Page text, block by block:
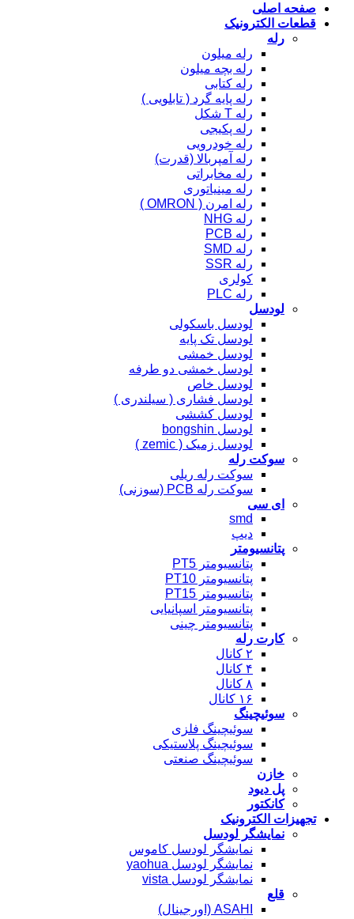
صفحه اصلی
قطعات الکترونیک
رله
رله میلون
رله بچه میلون
رله کتابی
رله پایه گرد ( تابلویی )
رله T شکل
رله پکیجی
رله خودرویی
رله آمپربالا (قدرت)
رله مخابراتی
رله مینیاتوری
رله امرن ( OMRON )
رله NHG
رله PCB
رله SMD
رله SSR
کولری
رله PLC
لودسل
لودسل باسکولی
لودسل تک پایه
لودسل خمشی
لودسل خمشی دو طرفه
لودسل خاص
لودسل فشاری ( سیلندری )
لودسل کششی
لودسل bongshin
لودسل زمیک ( zemic )
سوکت رله
سوکت رله ریلی
سوکت رله PCB (سوزنی)
ای سی
smd
دیپ
پتانسیومتر
پتانسیومتر PT5
پتانسیومتر PT10
پتانسیومتر PT15
پتانسیومتر اسپانیایی
پتانسیومتر چینی
کارت رله
۲ کانال
۴ کانال
۸ کانال
۱۶ کانال
سوئیچینگ
سوئیچینگ فلزی
سوئیچینگ پلاستیکی
سوئیچینگ صنعتی
خازن
پل دیود
کانکتور
تجهیزات الکترونیک
نمایشگر لودسل
نمایشگر لودسل کاموس
نمایشگر لودسل yaohua
نمایشگر لودسل vista
قلع
ASAHI (اورجینال)